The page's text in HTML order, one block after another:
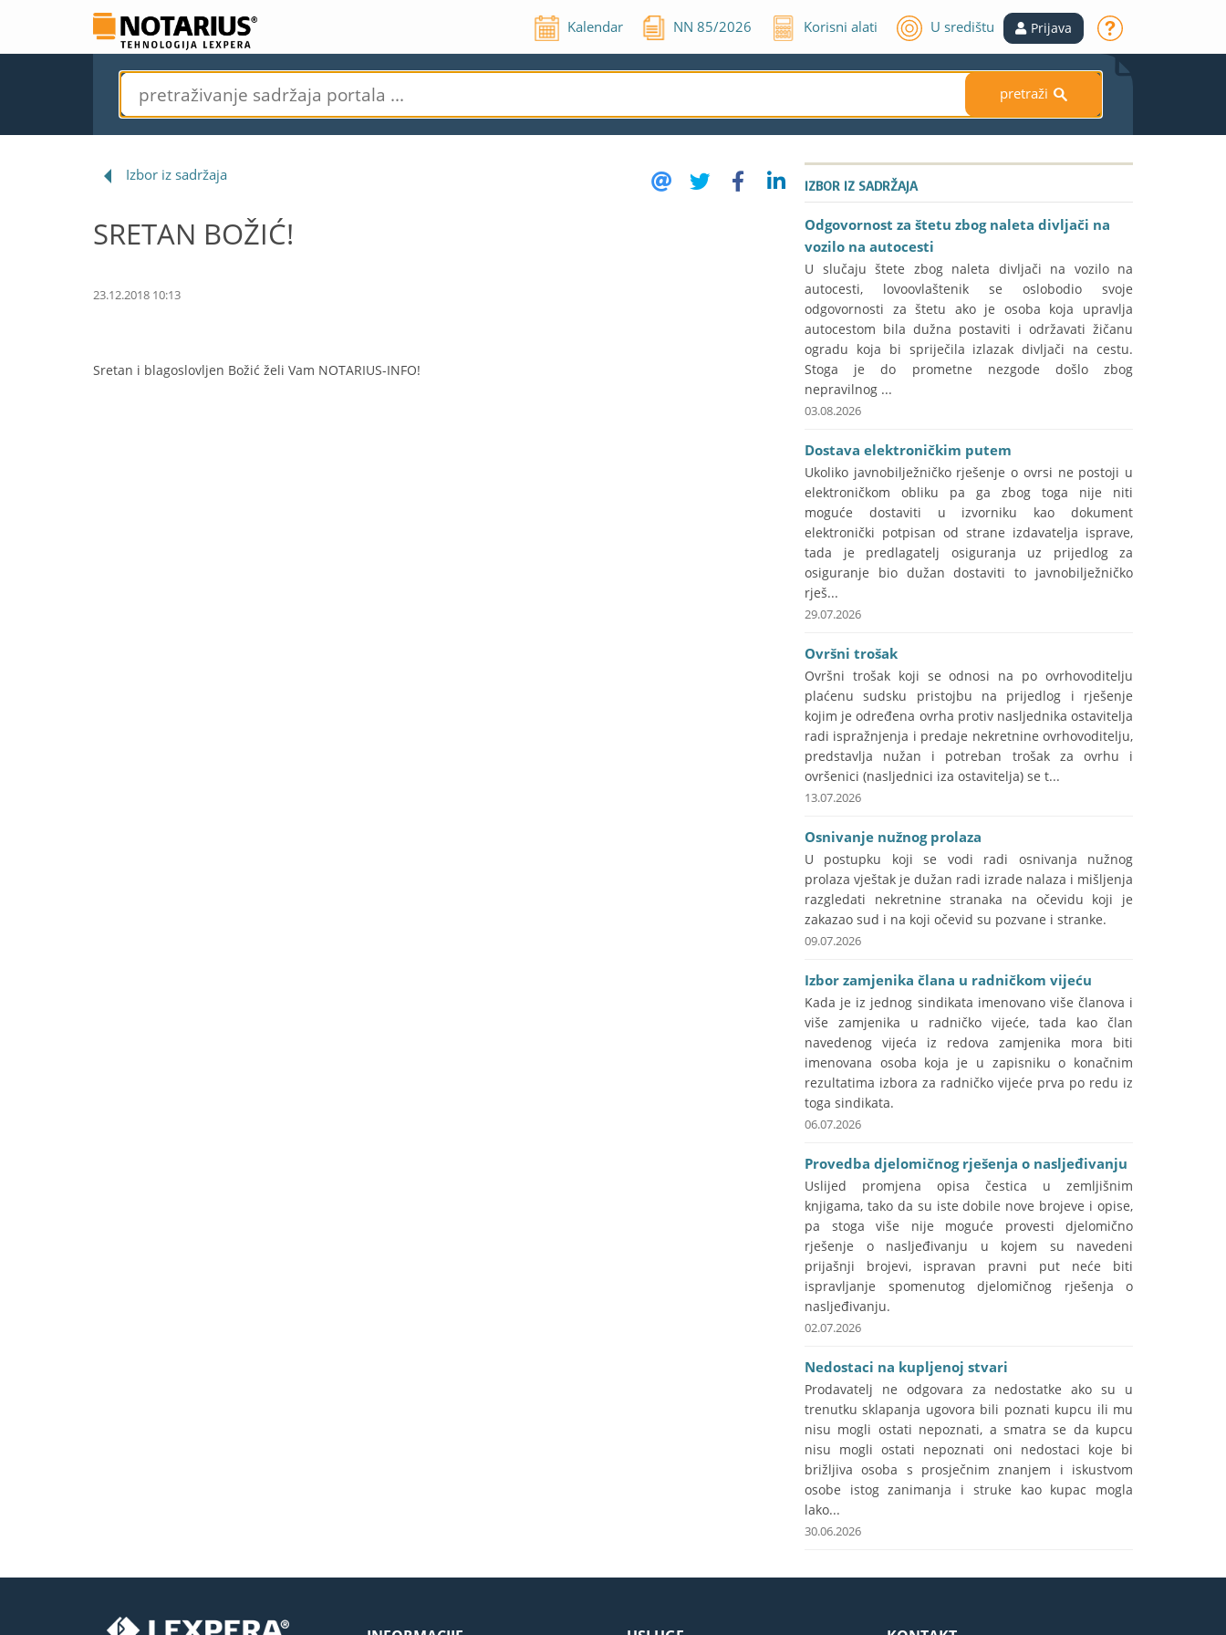
Kalendar NN85/2026 Korisni alati U središtu Prijava
pretraži S
Izbor iz sadržaja
SRETAN BOŽIĆ!
23.12.2018 10:13
Sretan i blagoslovljen Božić želi Vam NOTARIUS-INFO!
IZBOR IZ SADRŽAJA
Odgovornost za štetu zbog naleta divljači na
vozilo na autocesti
U slučaju štete zbog naleta divljači na vozilo na
autocesti, lovoovlaštenik se oslobodio svoje
odgovornosti za štetu ako je osoba koja upravlja
autocestom bila dužna postaviti i održavati žičanu
ogradu koja bi spriječila izlazak divljači na cestu.
Stoga je do prometne nezgode došlo zbog
nepravilnog ...
03.08.2026
Dostava elektroničkim putem
Ukoliko javnobilježničko rješenje o ovrsi ne postoji u
elektroničkom obliku pa ga zbog toga nije niti
moguće dostaviti u izvorniku kao dokument
elektronički potpisan od strane izdavatelja isprave,
tada je predlagatelj osiguranja uz prijedlog za
osiguranje bio dužan dostaviti to javnobilježničko
rješ...
29.07.2026
Ovršni trošak
Ovršni trošak koji se odnosi na po ovrhovoditelju
plaćenu sudsku pristojbu na prijedlog i rješenje
kojim je određena ovrha protiv nasljednika ostavitelja
radi ispražnjenja i predaje nekretnine ovrhovoditelju,
predstavlja nužan i potreban trošak za ovrhu i
ovršenici (nasljednici iza ostavitelja) se t...
13.07.2026
Osnivanje nužnog prolaza
U postupku koji se vodi radi osnivanja nužnog
prolaza vještak je dužan radi izrade nalaza i mišljenja
razgledati nekretnine stranaka na očevidu koji je
zakazao sud i na koji očevid su pozvane i stranke.
09.07.2026
Izbor zamjenika člana u radničkom vijeću
Kada je iz jednog sindikata imenovano više članova i
više zamjenika u radničko vijeće, tada kao član
navedenog vijeća iz redova zamjenika mora biti
imenovana osoba koja je u zapisniku o konačnim
rezultatima izbora za radničko vijeće prva po redu iz
toga sindikata.
06.07.2026
Provedba djelomičnog rješenja o nasljeđivanju
Uslijed promjena opisa čestica u zemljišnim
knjigama, tako da su iste dobile nove brojeve i opise,
pa stoga više nije moguće provesti djelomično
rješenje o nasljeđivanju u kojem su navedeni
prijašnji brojevi, ispravan pravni put neće biti
ispravljanje spomenutog djelomičnog rješenja o
nasljeđivanju.
02.07.2026
Nedostaci na kupljenoj stvari
Prodavatelj ne odgovara za nedostatke ako su u
trenutku sklapanja ugovora bili poznati kupcu ili mu
nisu mogli ostati nepoznati, a smatra se da kupcu
nisu mogli ostati nepoznati oni nedostaci koje bi
brižljiva osoba s prosječnim znanjem i iskustvom
osobe istog zanimanja i struke kao kupac mogla
lako...
30.06.2026